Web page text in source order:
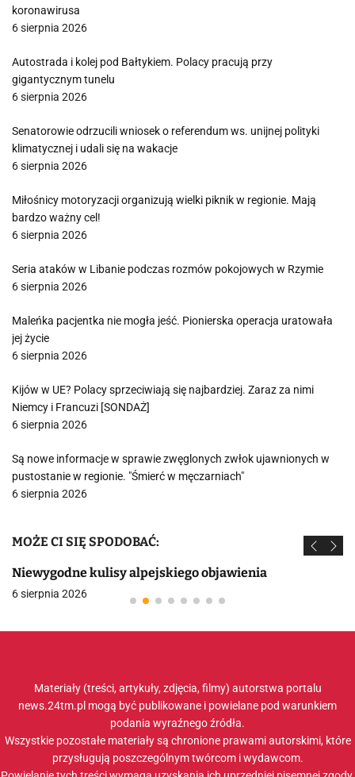
koronawirusa
6 sierpnia 2026
Autostrada i kolej pod Bałtykiem. Polacy pracują przy
gigantycznym tunelu
6 sierpnia 2026
Senatorowie odrzucili wniosek o referendum ws. unijnej polityki
klimatycznej i udali się na wakacje
6 sierpnia 2026
Miłośnicy motoryzacji organizują wielki piknik w regionie. Mają
bardzo ważny cel!
6 sierpnia 2026
Seria ataków w Libanie podczas rozmów pokojowych w Rzymie
6 sierpnia 2026
Maleńka pacjentka nie mogła jeść. Pionierska operacja uratowała
jej życie
6 sierpnia 2026
Kijów w UE? Polacy sprzeciwiają się najbardziej. Zaraz za nimi
Niemcy i Francuzi [SONDAŻ]
6 sierpnia 2026
Są nowe informacje w sprawie zwęglonych zwłok ujawnionych w
pustostanie w regionie. "Śmierć w męczarniach"
6 sierpnia 2026
MOŻE CI SIĘ SPODOBAĆ:
Niewygodne kulisy alpejskiego objawienia
6 sierpnia 2026
Materiały (treści, artykuły, zdjęcia, filmy) autorstwa portalu
news.24tm.pl mogą być publikowane i powielane pod warunkiem
podania wyraźnego źródła.
Wszystkie pozostałe materiały są chronione prawami autorskimi, które
przysługują poszczególnym twórcom i wydawcom.